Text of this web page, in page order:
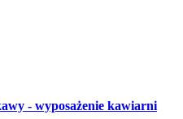
- wyposażenie kawiarni